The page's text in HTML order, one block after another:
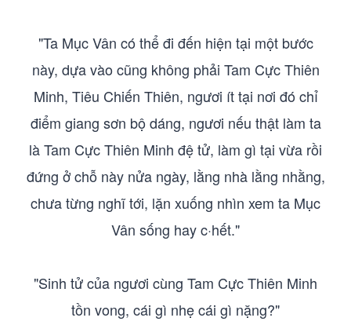
"Ta Mục Vân có thể đi đến hiện tại một bước
này, dựa vào cũng không phải Tam Cực Thiên
Minh, Tiêu Chiến Thiên, ngươi ít tại nơi đó chỉ
điểm giang sơn bộ dáng, ngươi nếu thật làm ta
là Tam Cực Thiên Minh đệ tử, làm gì tại vừa rồi
đứng ở chỗ này nửa ngày, lằng nhà lằng nhằng,
chưa từng nghĩ tới, lặn xuống nhìn xem ta Mục
Vân sống hay c·hết."
"Sinh tử của ngươi cùng Tam Cực Thiên Minh
tồn vong, cái gì nhẹ cái gì nặng?"